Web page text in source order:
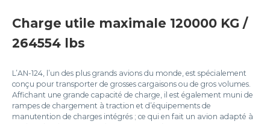
Charge utile maximale 120000 KG /
264554 lbs
L’AN-124, l’un des plus grands avions du monde, est spécialement
conçu pour transporter de grosses cargaisons ou de gros volumes.
Affichant une grande capacité de charge, il est également muni de
rampes de chargement à traction et d’équipements de
manutention de charges intégrés ; ce qui en fait un avion adapté à